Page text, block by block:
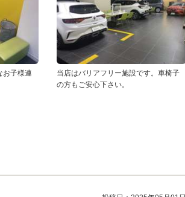
お子様連
当店はバリアフリー施設です。車椅子
の方もご安心下さい。